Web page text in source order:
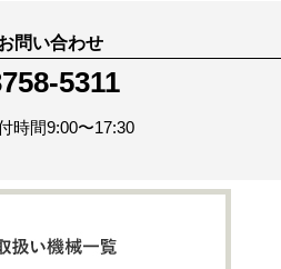
問い合わせ
5311
時間9:00〜17:30